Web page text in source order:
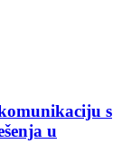
s
u